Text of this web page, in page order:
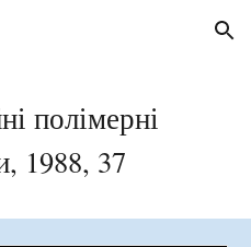
Skip to navigation
полімерні
1988, 37